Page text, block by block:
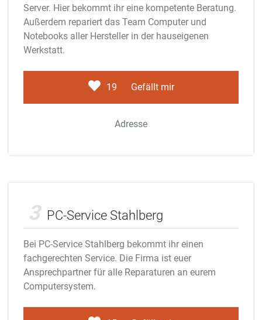
Server. Hier bekommt ihr eine kompetente Beratung.
Außerdem repariert das Team Computer und
Notebooks aller Hersteller in der hauseigenen
Werkstatt.
19 Gefällt mir
Adresse
3 PC-Service Stahlberg
Bei PC-Service Stahlberg bekommt ihr einen
fachgerechten Service. Die Firma ist euer
Ansprechpartner für alle Reparaturen an eurem
Computersystem.